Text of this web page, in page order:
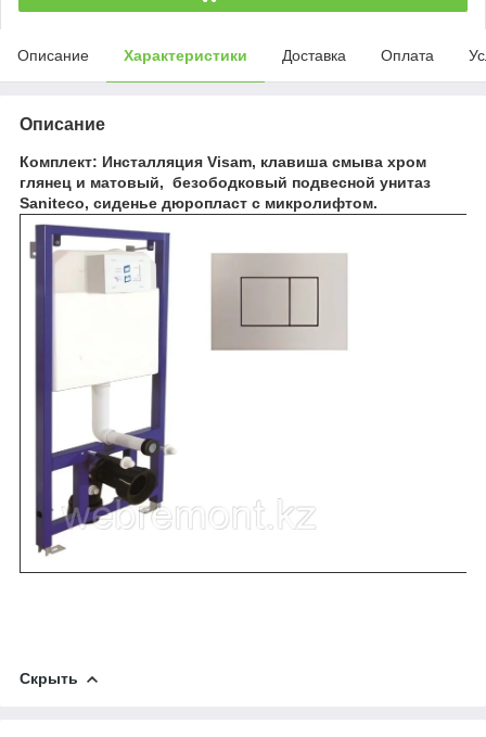
Описание Характеристики Доставка Оплата
Описание
Комплект: Инсталляция Visam, клавиша смыва хром
глянец и матовый, безободковый подвесной унитаз
Saniteco, сиденье дюропласт с микролифтом.
Скрыть